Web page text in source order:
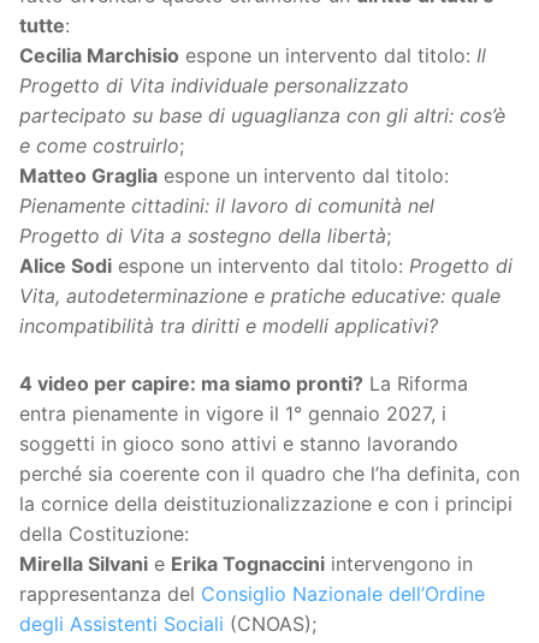
tutte:
Cecilia Marchisio espone un intervento dal titolo: Il
Progetto di Vita individuale personalizzato
partecipato su base di uguaglianza con gli altri: cos’è
e come costruirlo;
Matteo Graglia espone un intervento dal titolo:
Pienamente cittadini: il lavoro di comunità nel
Progetto di Vita a sostegno della libertà;
Alice Sodi espone un intervento dal titolo: Progetto di
Vita, autodeterminazione e pratiche educative: quale
incompatibilità tra diritti e modelli applicativi?
4 video per capire: ma siamo pronti? La Riforma
entra pienamente in vigore il 1° gennaio 2027, i
soggetti in gioco sono attivi e stanno lavorando
perché sia coerente con il quadro che l’ha definita, con
la cornice della deistituzionalizzazione e con i principi
della Costituzione:
Mirella Silvani e Erika Tognaccini intervengono in
rappresentanza del Consiglio Nazionale dell’Ordine
degli Assistenti Sociali (CNOAS);